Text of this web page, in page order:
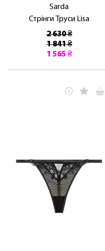
Sarda
Стрінги Труси Lisa
2 630 ₴
1 841 ₴
1 565 ₴